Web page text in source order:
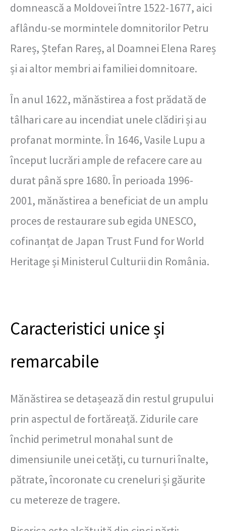
domnească a Moldovei între 1522-1677, aici
aflându-se mormintele domnitorilor Petru
Rareș, Ștefan Rareș, al Doamnei Elena Rareș
și ai altor membri ai familiei domnitoare.
În anul 1622, mănăstirea a fost prădată de
tâlhari care au incendiat unele clădiri și au
profanat morminte. În 1646, Vasile Lupu a
început lucrări ample de refacere care au
durat până spre 1680. În perioada 1996-
2001, mănăstirea a beneficiat de un amplu
proces de restaurare sub egida UNESCO,
cofinanțat de Japan Trust Fund for World
Heritage și Ministerul Culturii din România.
Caracteristici unice și
remarcabile
Mănăstirea se detașează din restul grupului
prin aspectul de fortăreață. Zidurile care
închid perimetrul monahal sunt de
dimensiunile unei cetăți, cu turnuri înalte,
pătrate, încoronate cu creneluri și găurite
cu metereze de tragere.